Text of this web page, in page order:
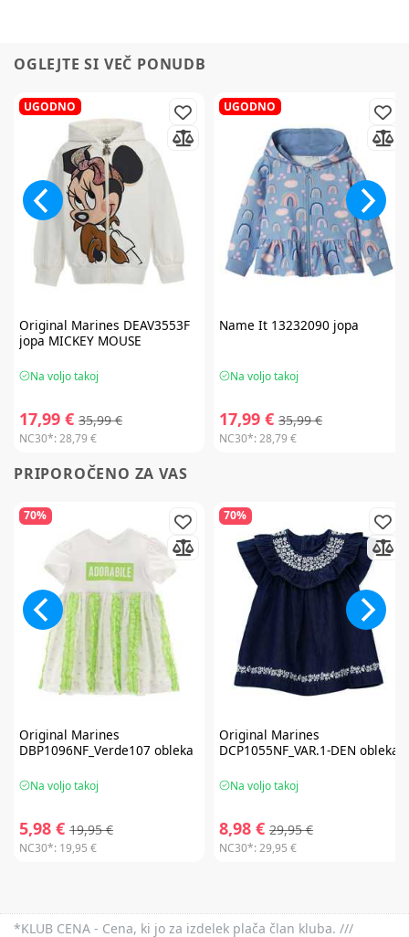
OGLEJTE SI VEČ PONUDB
UGODNO
Original Marines DEAV3553F
jopa MICKEY MOUSE
Na voljo takoj
17,99 € 35,99 €
NC30*:28,79 €
UGODNO
Name It13232090 jopa
Na voljo takoj
17,99 € 35,99 €
NC30*:28,79 €
PRIPOROČENO ZA VAS
70%
Original Marines
DBP1096NF_Verde107 obleka
Na voljo takoj
5,98 € 19,95 €
NC30*: 19,95 €
70%
Original Marines
DCP1055NF_VAR.1-DEN obleka
Na voljo takoj
8,98 € 29,95 €
NC30*:29,95 €
*KLUB CENA - Cena, ki jo za izdelek plača član kluba. ///